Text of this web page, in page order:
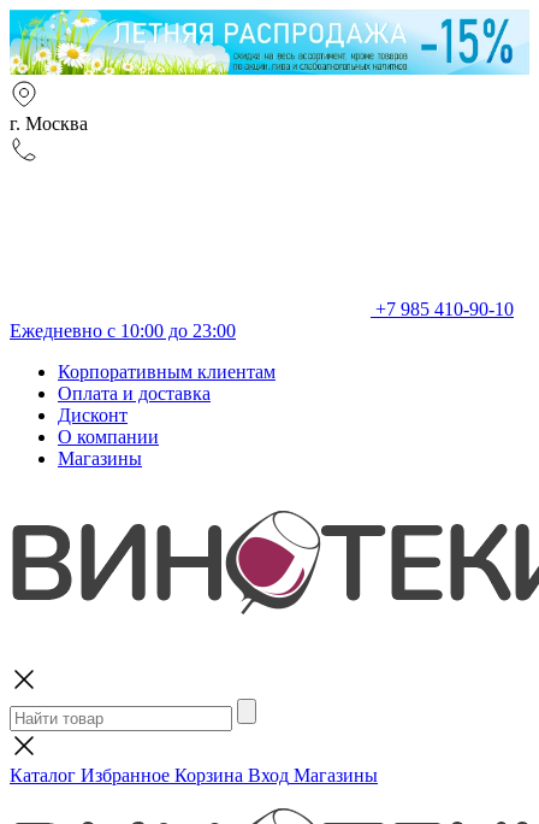
г. Москва
+7 985 410-90-10
Ежедневно с 10:00 до 23:00
Корпоративным клиентам
Оплата и доставка
Дисконт
О компании
Магазины
Каталог Избранное Корзина Вход Магазины